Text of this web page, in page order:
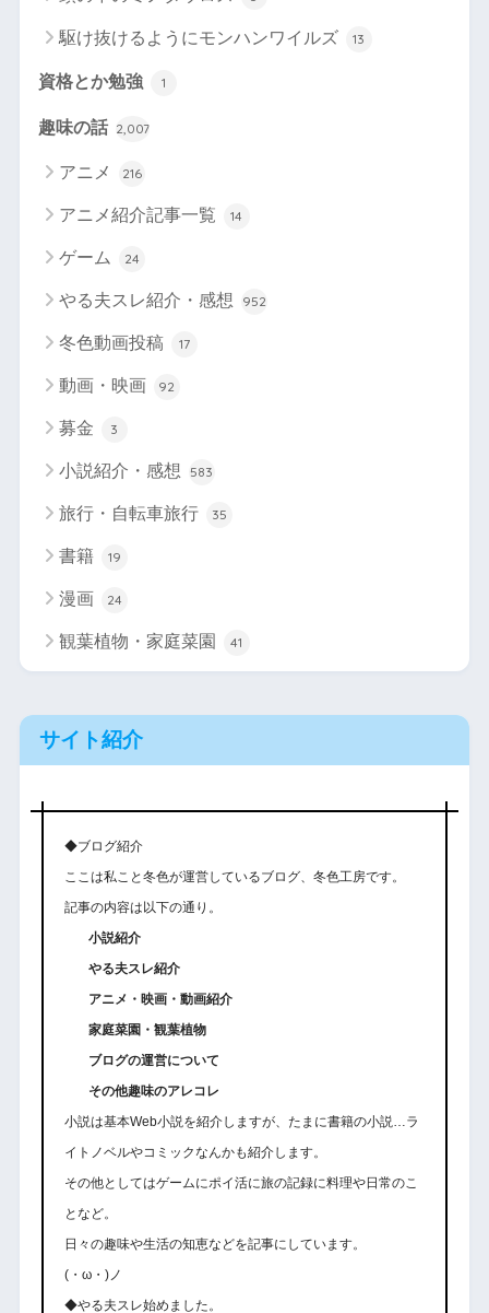
駆け抜けるようにモンハンワイルズ 13
資格とか勉強 1
趣味の話 2,007
アニメ 216
アニメ紹介記事一覧 14
ゲーム 24
やる夫スレ紹介・感想 952
冬色動画投稿 17
動画・映画 92
募金 3
小説紹介・感想 583
旅行・自転車旅行 35
書籍 19
漫画 24
観葉植物・家庭菜園 41
サイト紹介
◆ブログ紹介
ここは私こと冬色が運営しているブログ、冬色工房です。
記事の内容は以下の通り。
小説紹介
やる夫スレ紹介
アニメ・映画・動画紹介
家庭菜園・観葉植物
ブログの運営について
その他趣味のアレコレ
小説は基本Web小説を紹介しますが、たまに書籍の小説…ラ
イトノベルやコミックなんかも紹介します。
その他としてはゲームにポイ活に旅の記録に料理や日常のこ
となど。
日々の趣味や生活の知恵などを記事にしています。
(・ω・)ノ
◆やる夫スレ始めました。